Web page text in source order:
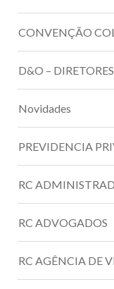
CONVENÇÃO
D&O –
Novidades
PREVIDENCIA
RC
RC ADVOGADOS
RC AGÊNCIA DE